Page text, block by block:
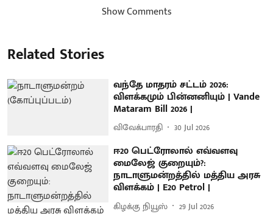
Show Comments
Related Stories
வந்தே மாதரம் சட்டம் 2026:
விளக்கமும் பின்னனியும் | Vande
Mataram Bill 2026 |
விவேக்பாரதி 30 Jul 2026
ஈ20 பெட்ரோலால் எவ்வளவு
மைலேஜ் குறையும்?:
நாடாளுமன்றத்தில் மத்திய அரசு
விளக்கம் | E20 Petrol |
கிழக்கு நியூஸ் 29 Jul 2026